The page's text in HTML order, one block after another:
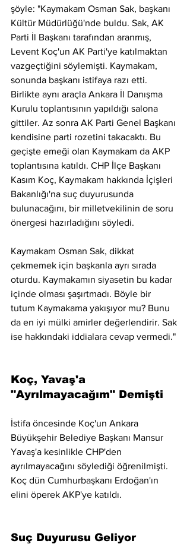
şöyle: "Kaymakam Osman Sak, başkanı
Kültür Müdürlüğü'nde buldu. Sak, AK
Parti İl Başkanı tarafından aranmış,
Levent Koç'un AK Parti'ye katılmaktan
vazgeçtiğini söylemişti. Kaymakam,
sonunda başkanı istifaya razı etti.
Birlikte aynı araçla Ankara İl Danışma
Kurulu toplantısının yapıldığı salona
gittiler. Az sonra AK Parti Genel Başkanı
kendisine parti rozetini takacaktı. Bu
geçişte emeği olan Kaymakam da AKP
toplantısına katıldı. CHP İlçe Başkanı
Kasım Koç, Kaymakam hakkında İçişleri
Bakanlığı'na suç duyurusunda
bulunacağını, bir milletvekilinin de soru
önergesi hazırladığını söyledi.
Kaymakam Osman Sak, dikkat
çekmemek için başkanla ayrı sırada
oturdu. Kaymakamın siyasetin bu kadar
içinde olması şaşırtmadı. Böyle bir
tutum Kaymakama yakışıyor mu? Bunu
da en iyi mülki amirler değerlendirir. Sak
ise hakkındaki iddialara cevap vermedi."
Koç, Yavaş'a
"Ayrılmayacağım" Demişti
İstifa öncesinde Koç'un Ankara
Büyükşehir Belediye Başkanı Mansur
Yavaş'a kesinlikle CHP'den
ayrılmayacağını söylediği öğrenilmişti.
Koç dün Cumhurbaşkanı Erdoğan'ın
elini öperek AKP'ye katıldı.
Suç Duyurusu Geliyor